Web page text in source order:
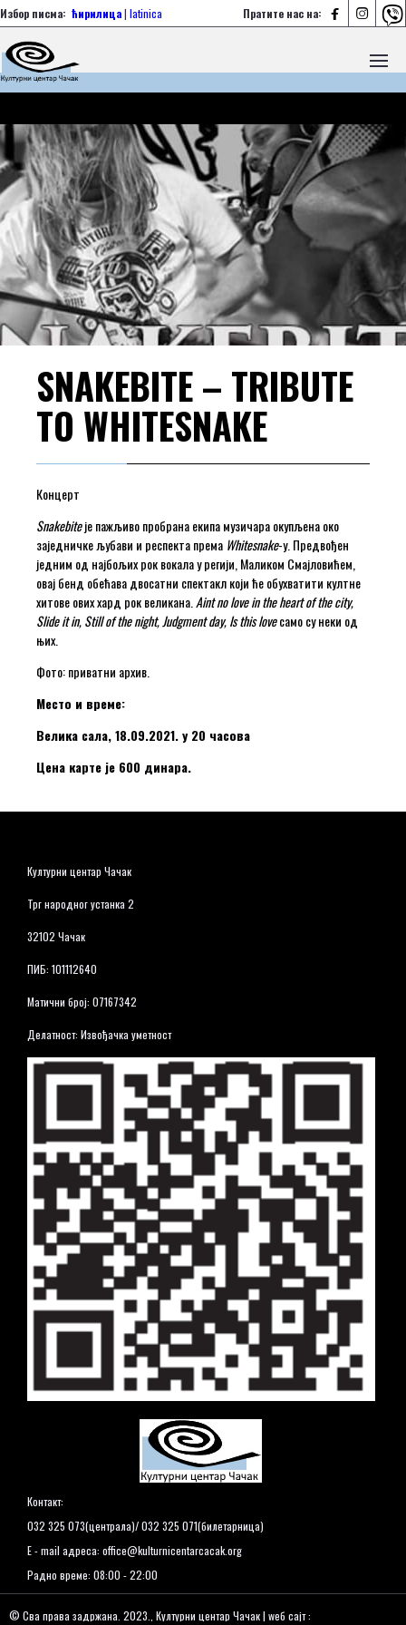
Пратите нас на:   
Избор писма: ћирилица| latinica
SNAKEBITE – TRIBUTE
TO WHITESNAKE
Концерт
Snakebiteје пажљиво пробрана екипа музичара окупљена око
заједничке љубави и респекта према Whitesnake-у. Предвођен
једним од најбољих рок вокала у регији, Маликом Смајловићем,
овај бенд обећава двосатни спектакл који ће обухватити култне
хитове ових хард рок великана. Aint no love in the heart of the city,
Slide it in, Still of the night, Judgment day, Is this loveсамо су неки од
њих.
Фото: приватни архив.
Место и време:
Велика сала, 18.09.2021. у 20 часова
Цена карте је 600 динара.
Културни центар Чачак
Трг народног устанка 2
32102 Чачак
ПИБ: 101112640
Матични број: 07167342
Делатност: Извођачка уметност
Контакт:
032 325 073(централа)/ 032 325 071(билетарница)
E - mail адреса: office@kulturnicentarcacak.org
Радно време: 08:00 - 22:00
© Сва права задржана. 2023., Културни центар Чачак | wеб сајт :